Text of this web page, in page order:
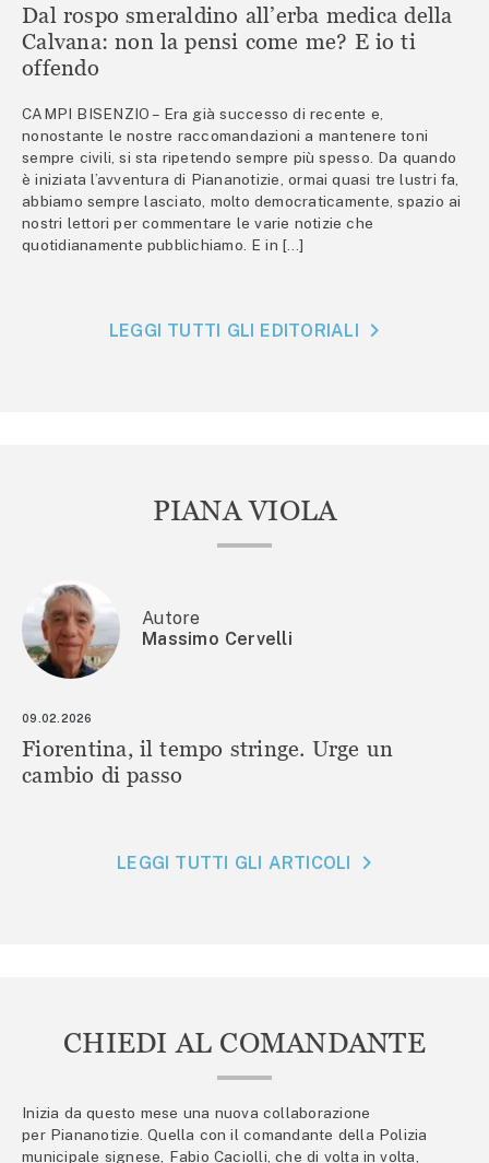
Dal rospo smeraldino all’erba medica della
Calvana: non la pensi come me? E io ti
offendo
CAMPI BISENZIO – Era già successo di recente e,
nonostante le nostre raccomandazioni a mantenere toni
sempre civili, si sta ripetendo sempre più spesso. Da quando
è iniziata l’avventura di Piananotizie, ormai quasi tre lustri fa,
abbiamo sempre lasciato, molto democraticamente, spazio ai
nostri lettori per commentare le varie notizie che
quotidianamente pubblichiamo. E in […]
LEGGI TUTTI GLI EDITORIALI
PIANA VIOLA
Autore
Massimo Cervelli
09.02.2026
Fiorentina, il tempo stringe. Urge un
cambio di passo
LEGGI TUTTI GLI ARTICOLI
CHIEDI AL COMANDANTE
Inizia da questo mese una nuova collaborazione
per Piananotizie. Quella con il comandante della Polizia
municipale signese, Fabio Caciolli, che di volta in volta,